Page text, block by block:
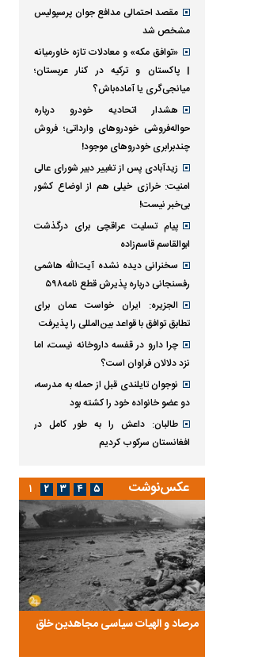
مقصد احتمالی مدافع جوان پرسپولیس
مشخص شد
«توافق مکه» و معادلات تازه خاورمیانه
| پاکستان و ترکیه در کنار عربستان؛
میانجی‌گری یا آماده‌باش؟
هشدار اتحادیه خودرو درباره
حواله‌فروشی خودروهای وارداتی‌؛ فروش
چندبرابری خودروهای موجود!
زیدآبادی پس از تغییر دبیر شورای عالی
امنیت: خرازی خیلی هم از اوضاع کشور
بی‌خبر نیست!
پیام تسلیت عراقچی برای درگذشت
ابوالقاسم قاسم‌زاده
سخنرانی دیده نشده آیت‌الله هاشمی
رفسنجانی درباره پذیرش قطع نامه۵۹۸
الجزیره: ایران خواست عمان برای
تطابق توافق با قواعد بین‌المللی را پذیرفت
چرا دارو در قفسه داروخانه نیست، اما
نزد دلالان فراوان است؟
نوجوان تایلندی قبل از حمله به مدرسه،
دو عضو خانواده خود را کشته بود
طالبان: داعش را به طور کامل در
افغانستان سرکوب کردیم
عکس‌نوشت
مرصاد و الهیات سیاسی مجاهدین خلق
۱ ۲ ۳ ۴ ۵